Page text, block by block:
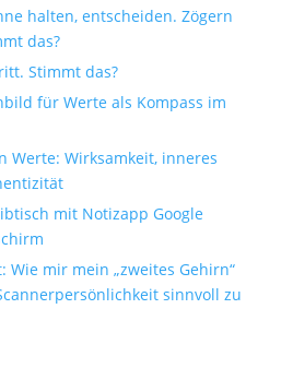
Stimmt das?
Werte: Wirksamkeit, inneres
Wie mir mein „zweites Gehirn“
sinnvoll zu